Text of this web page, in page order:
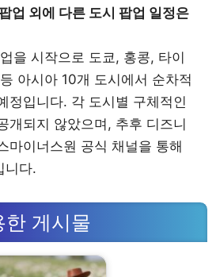
업 외에 다른 도시 팝업 일정은
을 시작으로 도쿄, 홍콩, 타이
아시아 10개 도시에서 순차적
정입니다. 각 도시별 구체적인
개되지 않았으며, 추후 디즈니
마이너스원 공식 채널을 통해
니다.
게시물